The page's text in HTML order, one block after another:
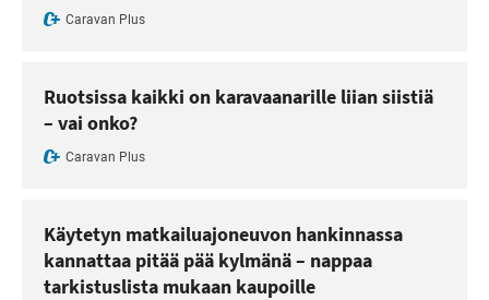
Caravan Plus
Ruotsissa kaikki on karavaanarille liian siistiä
– vai onko?
Caravan Plus
Käytetyn matkailuajoneuvon hankinnassa
kannattaa pitää pää kylmänä – nappaa
tarkistuslista mukaan kaupoille